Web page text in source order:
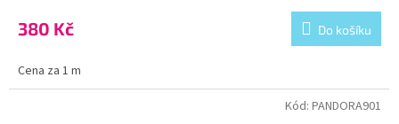
380 Kč Do košíku
Cena za 1 m
Kód: PANDORA901